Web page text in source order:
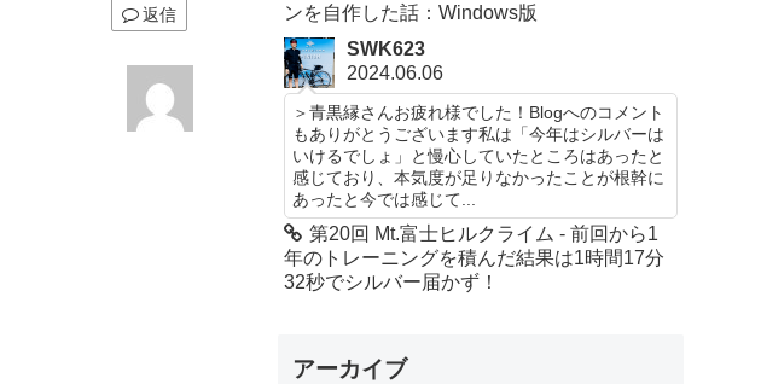
返信
ンを自作した話：Windows版
SWK623
2024.06.06
＞青黒縁さんお疲れ様でした！Blogへのコメント
もありがとうございます私は「今年はシルバーは
いけるでしょ」と慢心していたところはあったと
感じており、本気度が足りなかったことが根幹に
あったと今では感じて...
第20回 Mt.富士ヒルクライム - 前回から1
年のトレーニングを積んだ結果は1時間17分
32秒でシルバー届かず！
アーカイブ